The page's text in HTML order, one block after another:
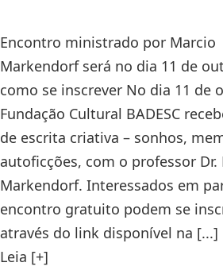
Encontro ministrado por Marcio
Markendorf será no dia 11 de
como se inscrever No dia 11 de
Fundação Cultural BADESC
de escrita criativa – sonhos,
autoficções, com o professor Dr.
Markendorf. Interessados em
encontro gratuito podem se
através do link disponível na [...]
Leia [+]